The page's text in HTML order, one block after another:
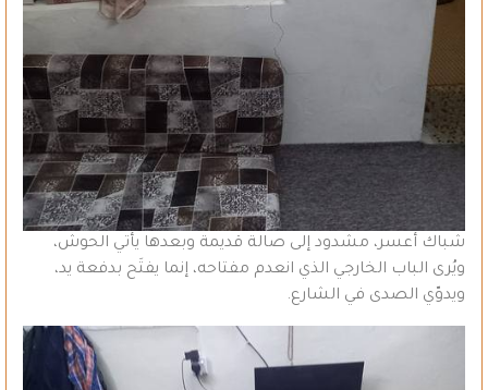
شباك أعسر، مشدود إلى صالة قديمة وبعدها يأتي الحوش،
ويُرى الباب الخارجي الذي انعدم مفتاحه، إنما يفتَح بدفعة يد،
ويدوّي الصدى في الشارع.